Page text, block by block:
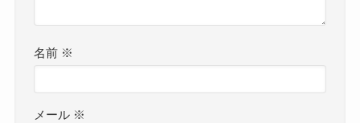
名前 ※
メール ※